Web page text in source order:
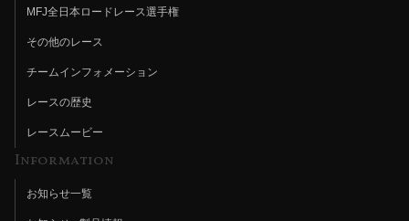
MFJ全日本ロードレース選手権
その他のレース
チームインフォメーション
レースの歴史
レースムービー
Information
お知らせ一覧